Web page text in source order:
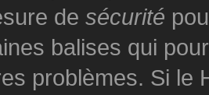
de sécurité
balises qui
problèmes. Si le